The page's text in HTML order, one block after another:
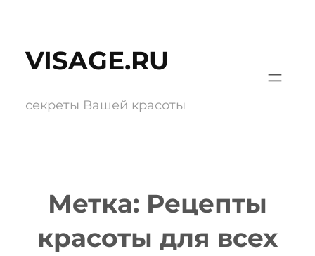
содержимому
VISAGE.RU
секреты Вашей красоты
Метка: Рецепты
красоты для всех